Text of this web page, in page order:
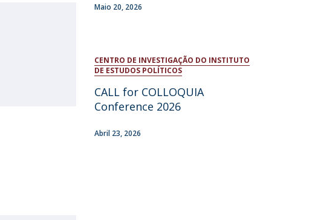
Maio 20, 2026
CENTRO DE INVESTIGAÇÃO DO INSTITUTO
DE ESTUDOS POLÍTICOS
CALL for COLLOQUIA
Conference 2026
Abril 23, 2026